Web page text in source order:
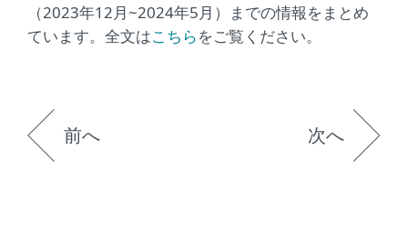
（2023年12月~2024年5月）までの情報をまとめ
ています。全文はこちらをご覧ください。
前へ 次へ